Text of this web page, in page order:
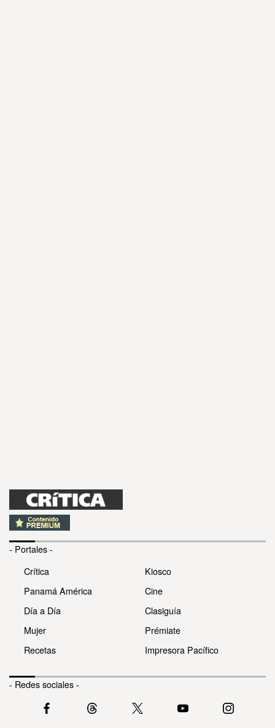
- Portales -
Crítica
Panamá América
Día a Día
Mujer
Recetas
Kiosco
Cine
Clasiguía
Prémiate
Impresora Pacífico
- Redes sociales -